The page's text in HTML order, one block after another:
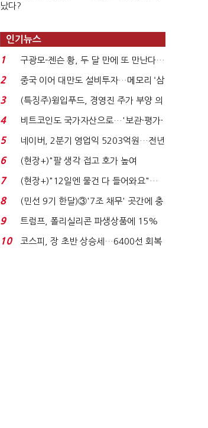
났다?
인기뉴스
1
구광모-젠슨 황, 두 달 만에 또 만난다…
로봇·AI 등 논...
2
중국 이어 대만도 설비투자…메모리 ‘삼
국전쟁’
3
(특징주)윙입푸드, 경영진 주가 부양 의
지에 상한가...
4
비트코인도 국가자산으로…'보관·평가·
처분' 기준은 ...
5
네이버, 2분기 영업익 5203억원…전년
비 0.2% 감소...
6
(현장+)"팔 생각 접고 호가 높여
요"…'덜 똘똘한 한 채' 20...
7
(현장+)"12일엔 물건 다 들어와요"…
빈 매대 채우며 문 연 ...
8
(민선 9기 한달)③'7조 채무' 곳간에 충
격…추미애, 20년...
9
트럼프, 폴리실리콘 파생상품에 15%
관세…"미 산업 재건"...
10
코스피, 장 초반 상승세…6400선 회복